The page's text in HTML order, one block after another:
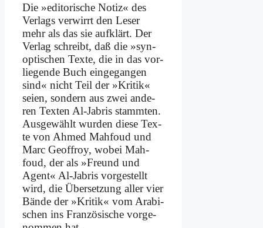
Die »edi­to­ri­sche No­tiz« des
Ver­lags ver­wirrt den Le­ser
mehr als das sie auf­klärt. Der
Ver­lag schreibt, daß die »syn­
op­ti­schen Tex­te, die in das vor­
lie­gen­de Buch ein­ge­gan­gen
sind« nicht Teil der »Kri­tik«
sei­en, son­dern aus zwei an­de­
ren Tex­ten Al-Ja­bris stamm­ten.
Aus­ge­wählt wur­den die­se Tex­
te von Ah­med Mah­foud und
Marc Ge­off­roy, wo­bei Mah­
foud, der als »Freund und
Agent« Al-Ja­bris vor­ge­stellt
wird, die Über­set­zung al­ler vier
Bän­de der »Kri­tik« vom Ara­bi­
schen ins Fran­zö­si­sche vor­ge­